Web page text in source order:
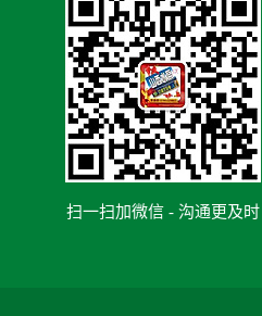
扫一扫加微信 - 沟通更及时